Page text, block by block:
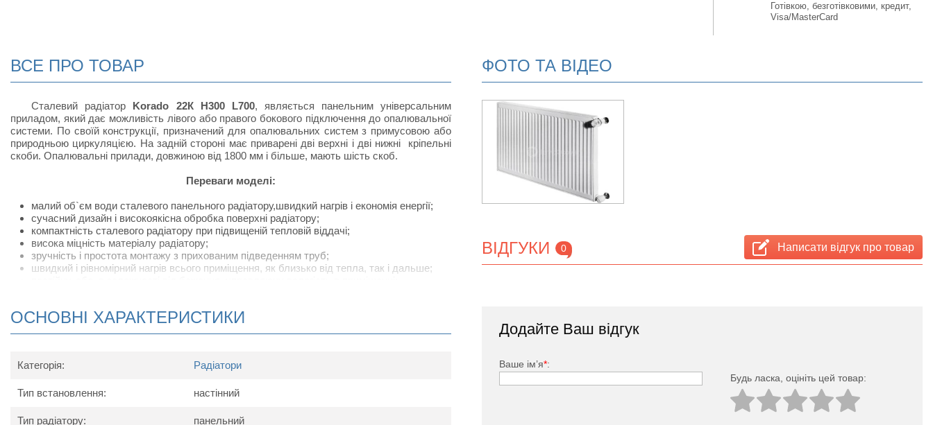
Готівкою, безготівковими, кредит,
Visa/MasterCard
ВСЕ ПРО ТОВАР
Сталевий радіатор Korado 22К H300 L700, являється панельним універсальним
приладом, який дає можливість лівого або правого бокового підключення до опалювальної
системи. По своїй конструкції, призначений для опалювальних систем з примусовою або
природньою циркуляцією. На задній стороні має приварені дві верхні і дві нижні кріпельні
скоби. Опалювальні прилади, довжиною від 1800 мм і більше, мають шість скоб.
Переваги моделі:
малий об`єм води сталевого панельного радіатору,швидкий нагрів і економія енергії;
сучасний дизайн і високоякісна обробка поверхні радіатору;
компактність сталевого радіатору при підвищеній тепловій віддачі;
висока міцність матеріалу радіатору;
зручність і простота монтажу з прихованим підведенням труб;
швидкий і рівномірний нагрів всього приміщення, як близько від тепла, так і дальше;
радіаторів;
Найменування параметру
ОСНОВНІ ХАРАКТЕРИСТИКИ
Категорія: Радіатори
Тип встановлення: настінний
Тип радіатору: панельний
ФОТО ТА ВІДЕО
ВІДГУКИ 0 Написати відгук про товар
Додайте Ваш відгук
Ваше ім’я*:
Будь ласка, оцініть цей товар: